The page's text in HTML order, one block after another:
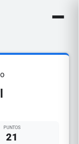
PUNTOS
21